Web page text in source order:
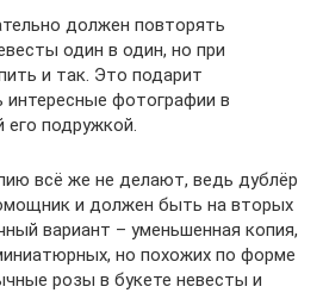
должен повторять
один в один, но при
и так. Это подарит
фотографии в
его подружкой.
всё же не делают, ведь дублёр
и должен быть на вторых
вариант – уменьшенная копия,
но похожих по форме
розы в букете невесты и